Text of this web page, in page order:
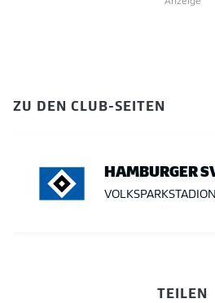
ZU DEN CLUB-SEITEN
HAMBURGER
VOLKSPARKSTADION
TEILEN